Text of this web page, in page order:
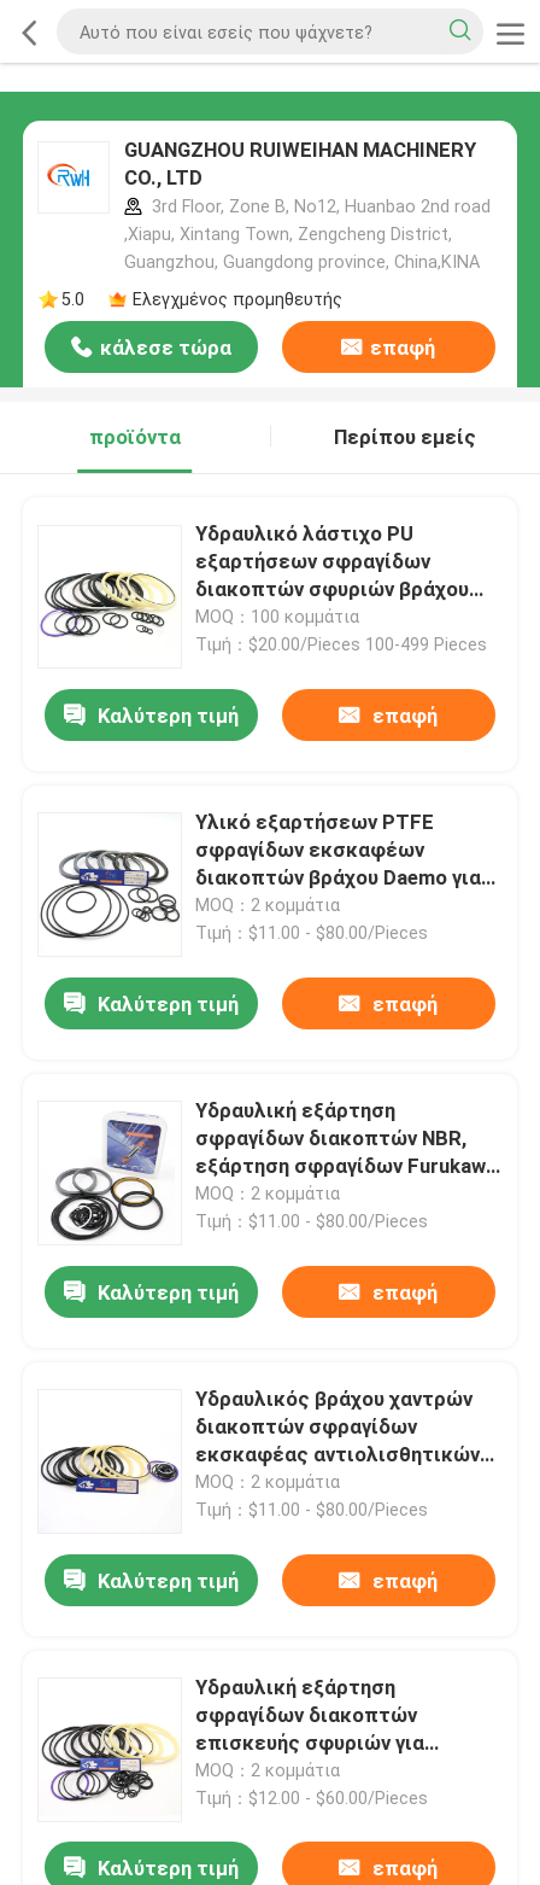
GUANGZHOU RUIWEIHAN MACHINERY
CO., LTD
3rd Floor, Zone B, No12, Huanbao 2nd road
,Xiapu, Xintang Town, Zengcheng District,
Guangzhou, Guangdong province, China,ΚΙΝΑ
5.0
Ελεγχμένος προμηθευτής
κάλεσε τώρα επαφή
προϊόντα Περίπου εμείς
Υδραυλικό λάστιχο PU
εξαρτήσεων σφραγίδων
διακοπτών σφυριών βράχου
επισκευής για Sb81
MOQ：100 κομμάτια
Τιμή：$20.00/Pieces 100-499 Pieces
Καλύτερη τιμή επαφή
Υλικό εξαρτήσεων PTFE
σφραγίδων εκσκαφέων
διακοπτών βράχου Daemo για
DMB 140
MOQ：2 κομμάτια
Τιμή：$11.00 - $80.00/Pieces
Καλύτερη τιμή επαφή
Υδραυλική εξάρτηση
σφραγίδων διακοπτών NBR,
εξάρτηση σφραγίδων Furukawa
σφυριών F6
MOQ：2 κομμάτια
Τιμή：$11.00 - $80.00/Pieces
Καλύτερη τιμή επαφή
Υδραυλικός βράχου χαντρών
διακοπτών σφραγίδων
εκσκαφέας αντιολισθητικών
αλυσίδων Furukawa F21
εξαρτήσεων κατάλληλος
MOQ：2 κομμάτια
Τιμή：$11.00 - $80.00/Pieces
Καλύτερη τιμή επαφή
Υδραυλική εξάρτηση
σφραγίδων διακοπτών
επισκευής σφυριών για
HM2180 Α.Μ. σειρά
MOQ：2 κομμάτια
Τιμή：$12.00 - $60.00/Pieces
Καλύτερη τιμή επαφή